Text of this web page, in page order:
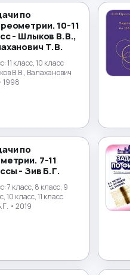
по
10-11
- Шлыков В.В.,
Т.В.
11 класс, 10 класс
В.В., Валаханович
1998
по
7-11
- Зив Б.Г.
7 класс, 8 класс, 9
10 класс, 11 класс
• 2019